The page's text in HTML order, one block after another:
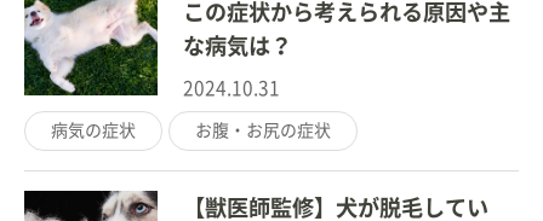
この症状から考えられる原因や主
な病気は？
2024.10.31
病気の症状 お腹・お尻の症状
【獣医師監修】犬が脱毛してい